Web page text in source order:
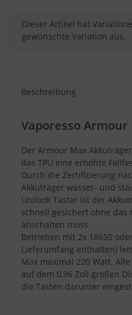
x
Dieser Artikel hat
gewünschte Variation aus.
Beschreibung
Vaporesso Armour
Der Armour Max
das TPU eine erhöhte
Durch die Zertifizierung
Akkuträger wasser- und
Unilook Taster ist der
schnell gesichert ohne das
anschalten muss.
Betrieben mit 2x 18650
Lieferumfang enthalten)
Max maximal 220 Watt.
auf dem 0,96 Zoll großen
die Tasten darunter